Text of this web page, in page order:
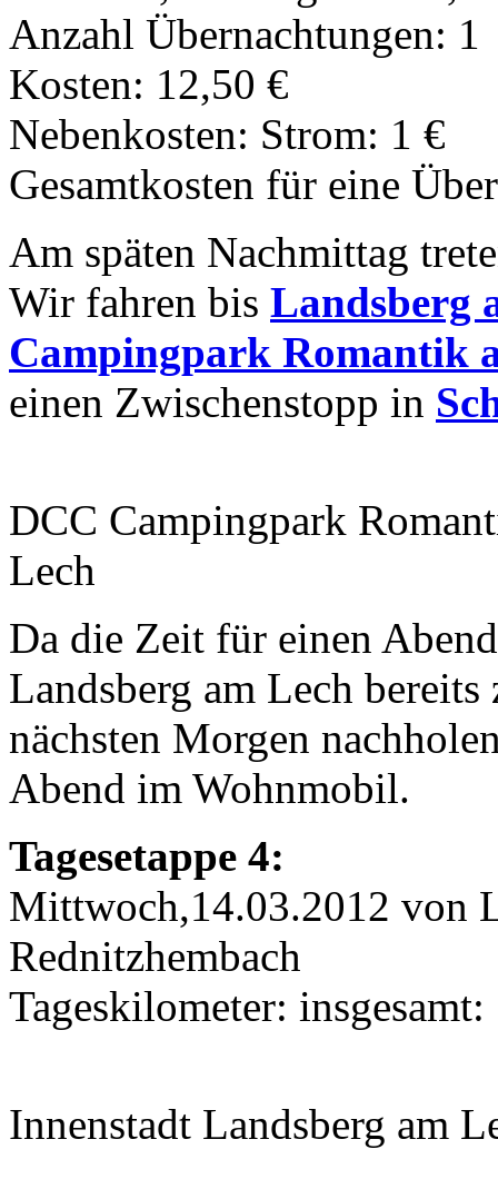
Anzahl Übernachtungen: 1
Kosten: 12,50 €
Nebenkosten: Strom: 1 €
Gesamtkosten für eine
Am späten Nachmittag
Wir fahren bis Landsberg
Campingpark Romantik
einen Zwischenstopp in
DCC Campingpark
Lech
Da die Zeit für einen
Landsberg am Lech
nächsten Morgen
Abend im Wohnmobil.
Tagesetappe 4:
Mittwoch,14.03.2012 von
Rednitzhembach
Tageskilometer:
Innenstadt Landsberg am